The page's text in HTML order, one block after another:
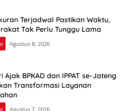
Terjadwal Pastikan Waktu,
Tak Perlu Tunggu Lama
Agustus 8, 2026
Ajak BPKAD dan IPPAT se-Jateng
Transformasi Layanan
Agustus 7, 2026